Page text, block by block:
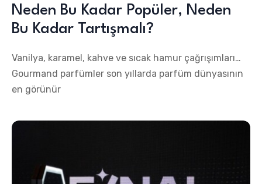
Neden Bu Kadar Popüler, Neden
Bu Kadar Tartışmalı?
Vanilya, karamel, kahve ve sıcak hamur çağrışımları…
Gourmand parfümler son yıllarda parfüm dünyasının
en görünür